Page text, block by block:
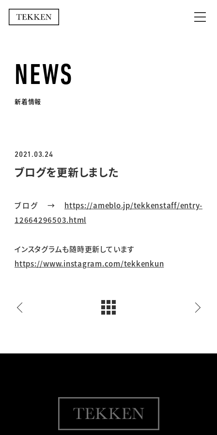
NEWS
新着情報
2021.03.24
ブログを更新しました
ブログ → https://ameblo.jp/tekkenstaff/entry-
12664296503.html
インスタグラムも随時更新しています
https://www.instagram.com/tekkenkun